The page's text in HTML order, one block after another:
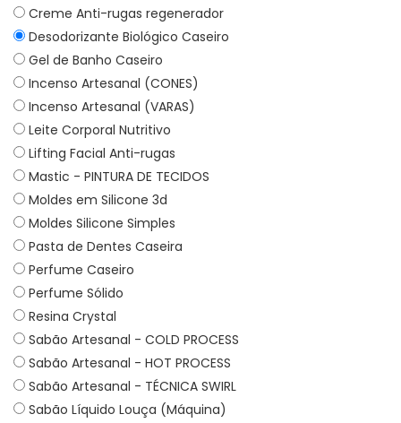
Creme Anti-rugas regenerador
Desodorizante Biológico Caseiro
Gel de Banho Caseiro
Incenso Artesanal (CONES)
Incenso Artesanal (VARAS)
Leite Corporal Nutritivo
Lifting Facial Anti-rugas
Mastic - PINTURA DE TECIDOS
Moldes em Silicone 3d
Moldes Silicone Simples
Pasta de Dentes Caseira
Perfume Caseiro
Perfume Sólido
Resina Crystal
Sabão Artesanal - COLD PROCESS
Sabão Artesanal - HOT PROCESS
Sabão Artesanal - TÉCNICA SWIRL
Sabão Líquido Louça (Máquina)